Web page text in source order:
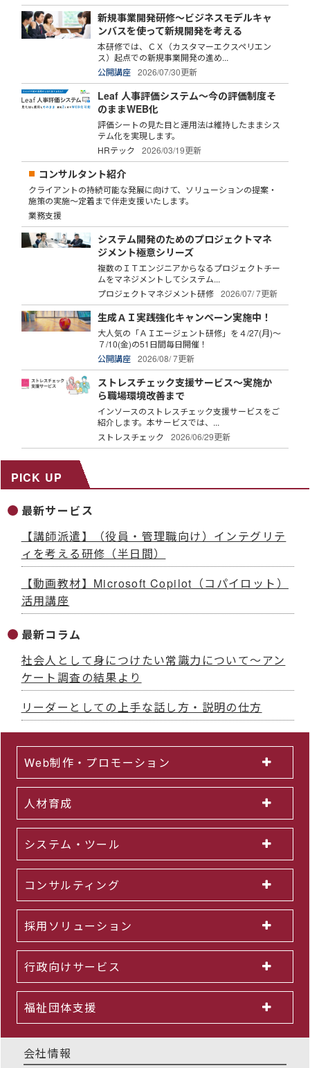
新規事業開発研修～ビジネスモデルキャ
ンバスを使って新規開発を考える
本研修では、ＣＸ（カスタマーエクスペリエン
ス）起点での新規事業開発の進め...
公開講座
2026/07/30更新
Leaf 人事評価システム～今の評価制度そ
のままWEB化
評価シートの見た目と運用法は維持したままシス
テム化を実現します。
HRテック
2026/03/19更新
コンサルタント紹介
クライアントの持続可能な発展に向けて、ソリューションの提案・
施策の実施～定着まで伴走支援いたします。
業務支援
システム開発のためのプロジェクトマネ
ジメント極意シリーズ
複数のＩＴエンジニアからなるプロジェクトチー
ムをマネジメントしてシステム...
プロジェクトマネジメント研修
2026/07/ 7更新
生成ＡＩ実践強化キャンペーン実施中！
大人気の「ＡＩエージェント研修」を４/27(月)～
７/10(金)の51日間毎日開催！
公開講座
2026/08/ 7更新
ストレスチェック支援サービス～実施か
ら職場環境改善まで
インソースのストレスチェック支援サービスをご
紹介します。本サービスでは、...
ストレスチェック
2026/06/29更新
PICK UP
最新サービス
【講師派遣】（役員・管理職向け）インテグリテ
ィを考える研修（半日間）
【動画教材】Microsoft Copilot（コパイロット）
活用講座
最新コラム
社会人として身につけたい常識力について～アン
ケート調査の結果より
リーダーとしての上手な話し方・説明の仕方
Web制作・プロモーション
人材育成
システム・ツール
コンサルティング
採用ソリューション
行政向けサービス
福祉団体支援
会社情報